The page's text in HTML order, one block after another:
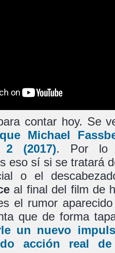
contar hoy. Se
Michael
2(2017). Por lo
eso sí si se tratará
o el
al final del film de
el rumor
que de forma
un nuevo
acción real